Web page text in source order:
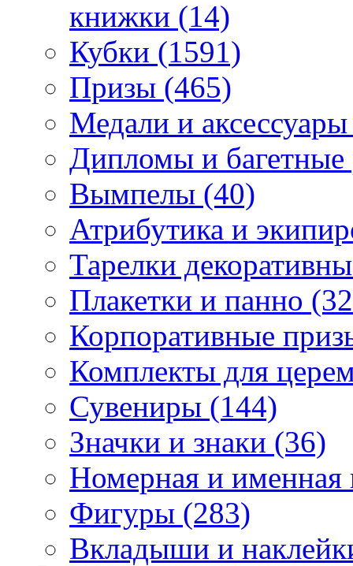
книжки (14)
Кубки (1591)
Призы (465)
Медали и
Дипломы и
Вымпелы (40)
Атрибутика и
Тарелки
Плакетки и панно
Корпоративные
Комплекты для
Сувениры (144)
Значки и знаки (36)
Номерная и именная
Фигуры (283)
Вкладыши и